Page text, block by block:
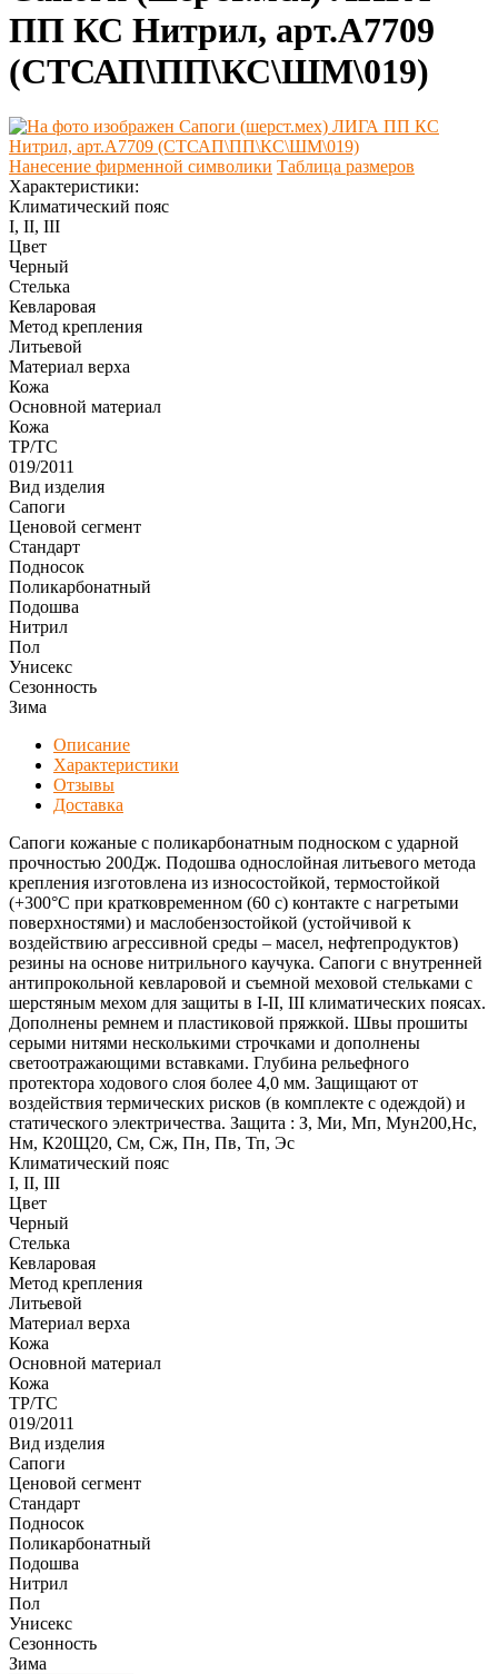
ПП КС Нитрил, арт.А7709
(СТСАП\ПП\КС\ШМ\019)
Нанесение фирменной символики Таблица размеров
Характеристики:
Климатический пояс
I, II, III
Цвет
Черный
Стелька
Кевларовая
Метод крепления
Литьевой
Материал верха
Кожа
Оcновной материал
Кожа
ТР/ТС
019/2011
Вид изделия
Сапоги
Ценовой сегмент
Стандарт
Подносок
Поликарбонатный
Подошва
Нитрил
Пол
Унисекс
Сезонность
Зима
Описание
Характеристики
Отзывы
Доставка
Сапоги кожаные с поликарбонатным подноском с ударной
прочностью 200Дж. Подошва однослойная литьевого метода
крепления изготовлена из износостойкой, термостойкой
(+300°С при кратковременном (60 с) контакте с нагретыми
поверхностями) и маслобензостойкой (устойчивой к
воздействию агрессивной среды – масел, нефтепродуктов)
резины на основе нитрильного каучука. Сапоги с внутренней
антипрокольной кевларовой и съемной меховой стельками с
шерстяным мехом для защиты в I-II, III климатических поясах.
Дополнены ремнем и пластиковой пряжкой. Швы прошиты
серыми нитями несколькими строчками и дополнены
светоотражающими вставками. Глубина рельефного
протектора ходового слоя более 4,0 мм. Защищают от
воздействия термических рисков (в комплекте с одеждой) и
статического электричества. Защита : З, Ми, Мп, Мун200,Нс,
Нм, К20Щ20, См, Сж, Пн, Пв, Тп, Эс
Климатический пояс
I, II, III
Цвет
Черный
Стелька
Кевларовая
Метод крепления
Литьевой
Материал верха
Кожа
Оcновной материал
Кожа
ТР/ТС
019/2011
Вид изделия
Сапоги
Ценовой сегмент
Стандарт
Подносок
Поликарбонатный
Подошва
Нитрил
Пол
Унисекс
Сезонность
Зима